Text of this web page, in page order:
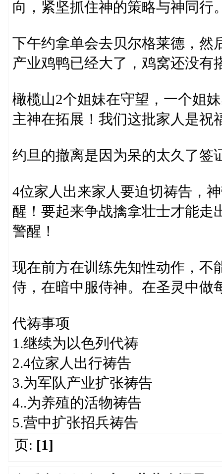
向，紧坚抓住神的策略与神同行
下午约拿单会去贝尔格莱德，然
产业鸡鸭已经大了，鸡窝还没有
橄榄山2个姐妹在守望，一个姐
主神在拓展！我们这批家人是祝
约旦的撤离是因为呆的太久了签
4位家人出来家人要迫切祷告，
醒！要起来争战擒拿壮士才能走
警醒！
现在前方在训练先知性动作，不
侍，在暗中服侍神。在圣灵中做
代祷事项
1.继续为以色列代祷
2.4位家人出行祷告
3.为军队产业扩张祷告
4..为养殖的活物祷告
5.营中扩张招兵祷告
页: [1]